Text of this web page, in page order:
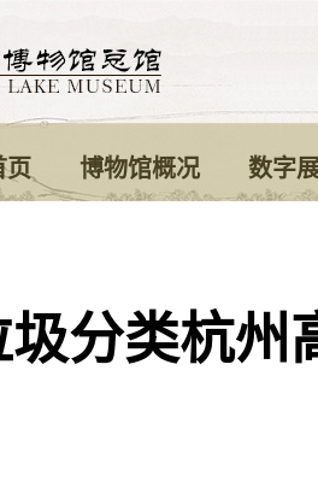
页 博物馆概况 数字
圾分类杭